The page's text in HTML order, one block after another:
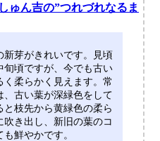
しゅん吉の”つれづれなるま
新芽がきれいです。見頃
旬頃ですが、今でも古い
く柔らかく見えます。常
、古い葉が深緑色をして
と枝先から黄緑色の柔ら
吹き出し、新旧の葉のコ
鮮やかです。